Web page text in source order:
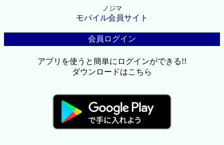
ノジマ
モバイル会員サイト
会員ログイン
アプリを使うと簡単にログインができる!!
ダウンロードはこちら